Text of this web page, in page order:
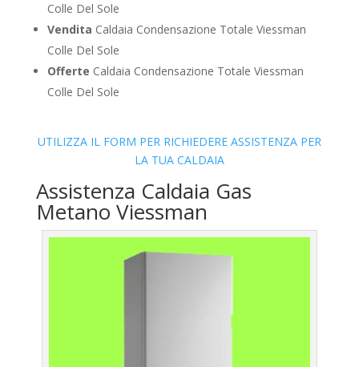
Colle Del Sole
Vendita Caldaia Condensazione Totale Viessman
Colle Del Sole
Offerte Caldaia Condensazione Totale Viessman
Colle Del Sole
UTILIZZA IL FORM PER RICHIEDERE ASSISTENZA PER
LA TUA CALDAIA
Assistenza Caldaia Gas
Metano Viessman